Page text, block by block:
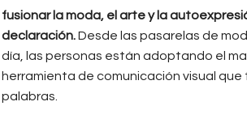
fusionar la moda, el arte y la
declaración.Desde las pasarelas de
día, las personas están adoptando el
herramienta de comunicación visual que
palabras.